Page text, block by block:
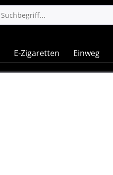
E-Zigaretten Einweg